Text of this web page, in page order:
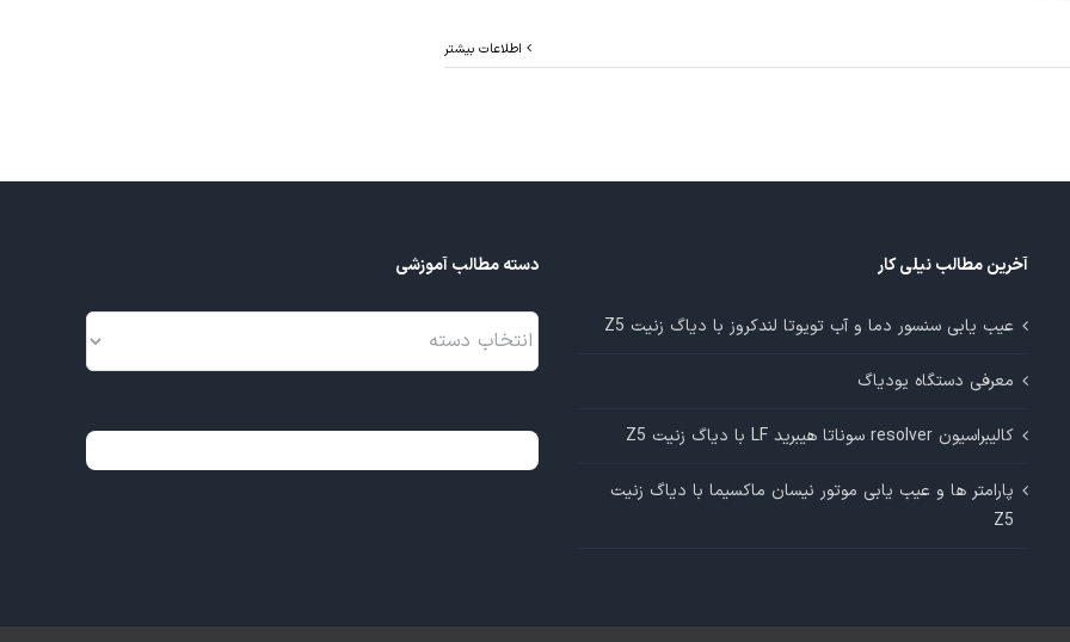
اطلاعات بیشتر
آخرین مطالب نیلی کار
عیب یابی سنسور دما و آب تویوتا لندکروز با دیاگ زنیت Z5
معرفی دستگاه یودیاگ
کالیبراسیون resolver سوناتا هیبرید LF با دیاگ زنیت Z5
پارامتر ها و عیب یابی موتور نیسان ماکسیما با دیاگ زنیت
Z5
دسته مطالب آموزشی
دسته